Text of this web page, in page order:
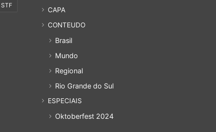
STF
CAPA
CONTEUDO
Brasil
Mundo
Regional
Rio Grande do Sul
ESPECIAIS
Oktoberfest 2024